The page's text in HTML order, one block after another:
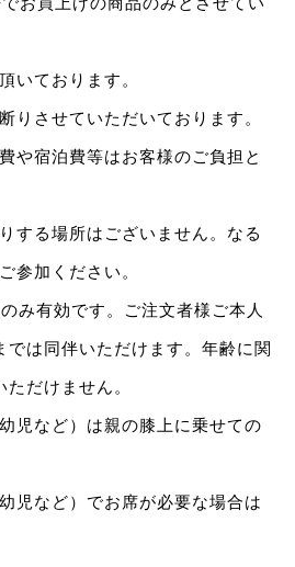
いております。
りさせていただいております。
や宿泊費等はお客様のご負担と
する場所はございません。なる
参加ください。
み有効です。ご注文者様ご本人
では同伴いただけます。年齢に関
だけません。
児など）は親の膝上に乗せての
児など）でお席が必要な場合は